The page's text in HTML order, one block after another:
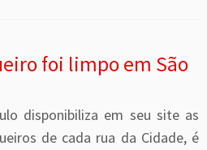
foi limpo em São
disponibiliza em seu site as
de cada rua da Cidade, é